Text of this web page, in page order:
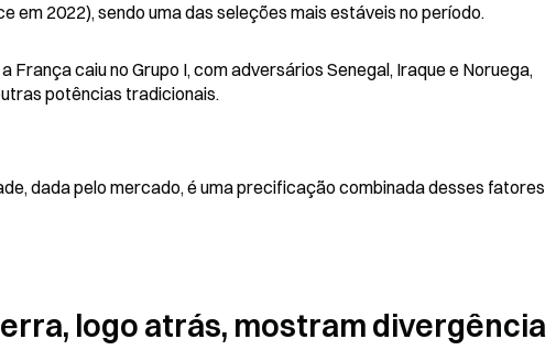
em 2022), sendo uma das seleções mais estáveis no período.
caiu no Grupo I, com adversários Senegal, Iraque e Noruega,
potências tradicionais.
dada pelo mercado, é uma precificação combinada desses fatores
logo atrás, mostram divergência